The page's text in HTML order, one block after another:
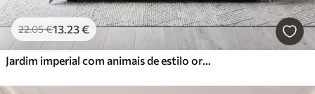
22.05€13 .23€